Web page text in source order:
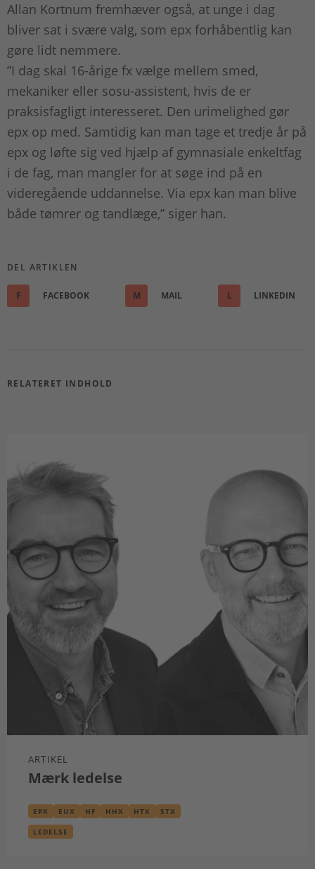
Allan Kortnum fremhæver også, at unge i dag
bliver sat i svære valg, som epx forhåbentlig kan
gøre lidt nemmere.
”I dag skal 16-årige fx vælge mellem smed,
mekaniker eller sosu-assistent, hvis de er
praksisfagligt interesseret. Den urimelighed gør
epx op med. Samtidig kan man tage et tredje år på
epx og løfte sig ved hjælp af gymnasiale enkeltfag
i de fag, man mangler for at søge ind på en
videregående uddannelse. Via epx kan man blive
både tømrer og tandlæge,” siger han.
DEL ARTIKLEN
F FACEBOOK M MAIL L LINKEDIN
RELATERET INDHOLD
ARTIKEL
Mærk ledelse
EPX EUX HF HHX HTX STX
LEDELSE